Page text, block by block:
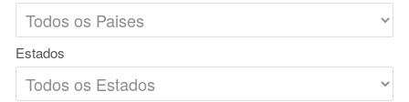
Estados